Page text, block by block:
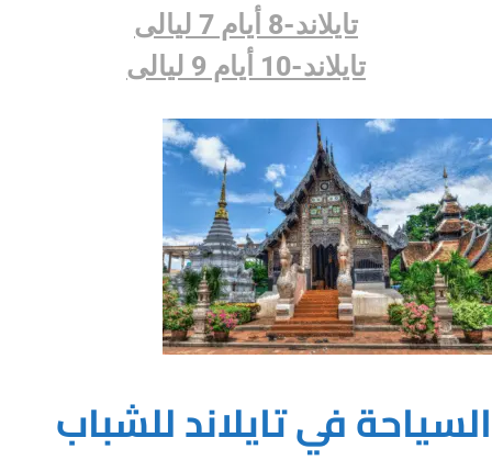
تايلاند-8 أيام 7 ليالى
تايلاند-10 أيام 9 ليالى
السياحة في تايلاند للشباب